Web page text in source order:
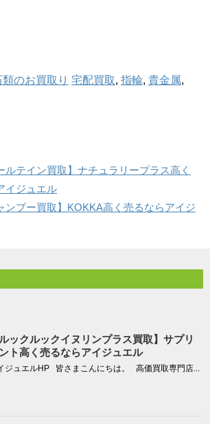
のお買取り 宅配買取, 指輪, 貴金属,
ルテイン買取】ナチュラリープラス高く
イジュエル
ンプー買取】KOKKA高く売るならアイジ
ルックルックイヌリンプラス買取】サプリ
ト高く売るならアイジュエル
ジュエルHP 皆さまこんにちは。 高価買取専門店...